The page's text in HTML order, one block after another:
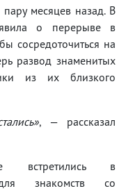
месяцев назад. В
о перерыве в
сосредоточиться на
развод знаменитых
из их близкого
, — рассказал
в
знакомств со